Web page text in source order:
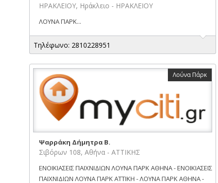
ΗΡΑΚΛΕΙΟΥ, Ηράκλειο - ΗΡΑΚΛΕΙΟΥ
ΛΟΥΝΑ ΠΑΡΚ...
Τηλέφωνο: 2810228951
Λούνα Πάρκ
Ψαρράκη Δήμητρα Β.
Σιβόρων 108, Αθήνα - ΑΤΤΙΚΗΣ
ΕΝΟΙΚΙΑΣΕΙΣ ΠΑΙΧΝΙΔΙΩΝ ΛΟΥΝΑ ΠΑΡΚ ΑΘΗΝΑ - ΕΝΟΙΚΙΑΣΕΙΣ
ΠΑΙΧΝΙΔΙΩΝ ΛΟΥΝΑ ΠΑΡΚ ΑΤΤΙΚΗ - ΛΟΥΝΑ ΠΑΡΚ ΑΘΗΝΑ -